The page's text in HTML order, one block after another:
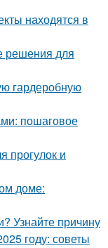
находятся в
решения для
гардеробную
пошаговое
прогулок и
доме:
Узнайте причину
году: советы